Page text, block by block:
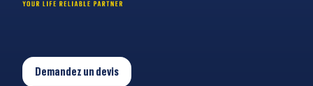
Demandez un devis